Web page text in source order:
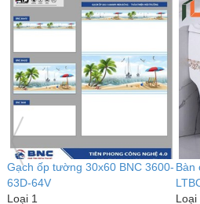
Bàn cầu 1 khối kim cương
LARTO LTBC3339
Loại 1